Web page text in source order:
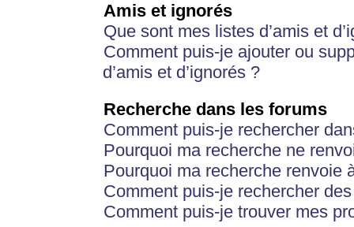
Amis et ignorés
Que sont mes listes d’amis et
Comment puis-je ajouter ou
d’amis et d’ignorés ?
Recherche dans les forums
Comment puis-je rechercher
Pourquoi ma recherche ne
Pourquoi ma recherche renvoie
Comment puis-je rechercher
Comment puis-je trouver mes